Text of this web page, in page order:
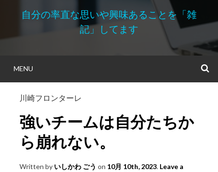
自分の率直な思いや興味あることを「雑
記」してます
MENU
川崎フロンターレ
強いチームは自分たちか
ら崩れない。
Written by いしかわ ごう on 10月 10th, 2023. Leave a